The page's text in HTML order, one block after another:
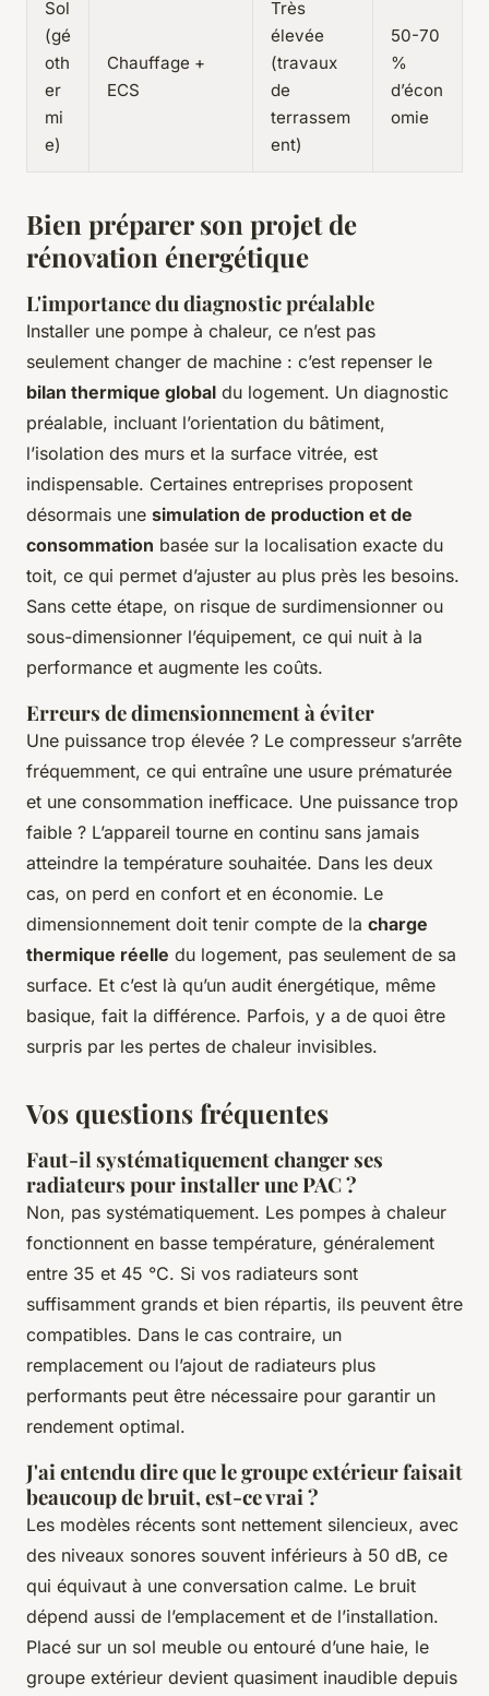
Sol
(gé
oth
er
mi
e)
Chauffage +
ECS
Très
élevée
(travaux
de
terrassem
ent)
50-70
%
d’écon
omie
Bien préparer son projet de
rénovation énergétique
L'importance du diagnostic préalable
Installer une pompe à chaleur, ce n’est pas
seulement changer de machine : c’est repenser le
bilan thermique global du logement. Un diagnostic
préalable, incluant l’orientation du bâtiment,
l’isolation des murs et la surface vitrée, est
indispensable. Certaines entreprises proposent
désormais une simulation de production et de
consommation basée sur la localisation exacte du
toit, ce qui permet d’ajuster au plus près les besoins.
Sans cette étape, on risque de surdimensionner ou
sous-dimensionner l’équipement, ce qui nuit à la
performance et augmente les coûts.
Erreurs de dimensionnement à éviter
Une puissance trop élevée ? Le compresseur s’arrête
fréquemment, ce qui entraîne une usure prématurée
et une consommation inefficace. Une puissance trop
faible ? L’appareil tourne en continu sans jamais
atteindre la température souhaitée. Dans les deux
cas, on perd en confort et en économie. Le
dimensionnement doit tenir compte de la charge
thermique réelle du logement, pas seulement de sa
surface. Et c’est là qu’un audit énergétique, même
basique, fait la différence. Parfois, y a de quoi être
surpris par les pertes de chaleur invisibles.
Vos questions fréquentes
Faut-il systématiquement changer ses
radiateurs pour installer une PAC ?
Non, pas systématiquement. Les pompes à chaleur
fonctionnent en basse température, généralement
entre 35 et 45 °C. Si vos radiateurs sont
suffisamment grands et bien répartis, ils peuvent être
compatibles. Dans le cas contraire, un
remplacement ou l’ajout de radiateurs plus
performants peut être nécessaire pour garantir un
rendement optimal.
J'ai entendu dire que le groupe extérieur faisait
beaucoup de bruit, est-ce vrai ?
Les modèles récents sont nettement silencieux, avec
des niveaux sonores souvent inférieurs à 50 dB, ce
qui équivaut à une conversation calme. Le bruit
dépend aussi de l’emplacement et de l’installation.
Placé sur un sol meuble ou entouré d’une haie, le
groupe extérieur devient quasiment inaudible depuis